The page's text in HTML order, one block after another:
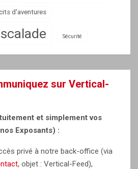
d'aventures
Sécurité
sur Vertical-
et simplement vos
Exposants) :
privé à notre back-office (via
, objet : Vertical-Feed),